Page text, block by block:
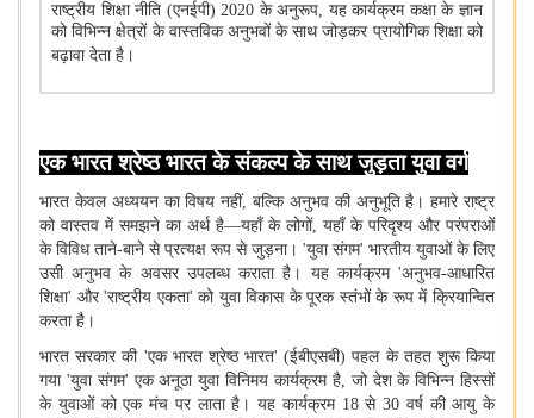
राष्ट्रीय शिक्षा नीति (एनईपी)2020 के अनुरूप, यह कार्यक्रम कक्षा के ज्ञान
को विभिन्न क्षेत्रों के वास्तविक अनुभवों के साथ जोड़कर प्रायोगिक शिक्षा को
बढ़ावा देता है।
एक भारत श्रेष्ठ भारत के संकल्प के साथ जुड़ता युवा वर्ग
भारत केवल अध्ययन का विषय नहीं,बल्कि अनुभव की अनुभूति है। हमारे राष्ट्र
को वास्तव में समझने का अर्थ है—यहाँ के लोगों, यहाँ के परिदृश्य और परंपराओं
के विविध ताने-बाने से प्रत्यक्ष रूप से जुड़ना। 'युवा संगम' भारतीय युवाओं के लिए
उसी अनुभव के अवसर उपलब्ध कराता है। यह कार्यक्रम 'अनुभव-आधारित
शिक्षा' और'राष्ट्रीय एकता'को युवा विकास के पूरक स्तंभों के रूप में क्रियान्वित
करता है।
भारत सरकार की 'एक भारत श्रेष्ठ भारत' (ईबीएसबी) पहल के तहत शुरू किया
गया 'युवा संगम' एक अनूठा युवा विनिमय कार्यक्रम है, जो देश के विभिन्न हिस्सों
के युवाओं को एक मंच पर लाता है। यह कार्यक्रम 18से 30 वर्ष की आयु के